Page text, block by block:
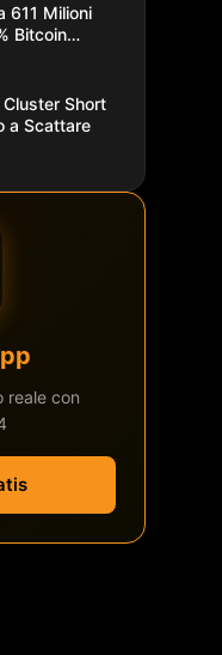
611 Milioni
Bitcoin
Short
a Scattare
reale con